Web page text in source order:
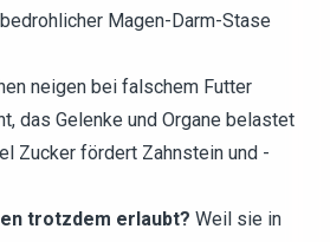
Magen-Darm-Stase
neigen bei falschem Futter
das Gelenke und Organe belastet
Zucker fördert Zahnstein und -
trotzdem erlaubt? Weil sie in